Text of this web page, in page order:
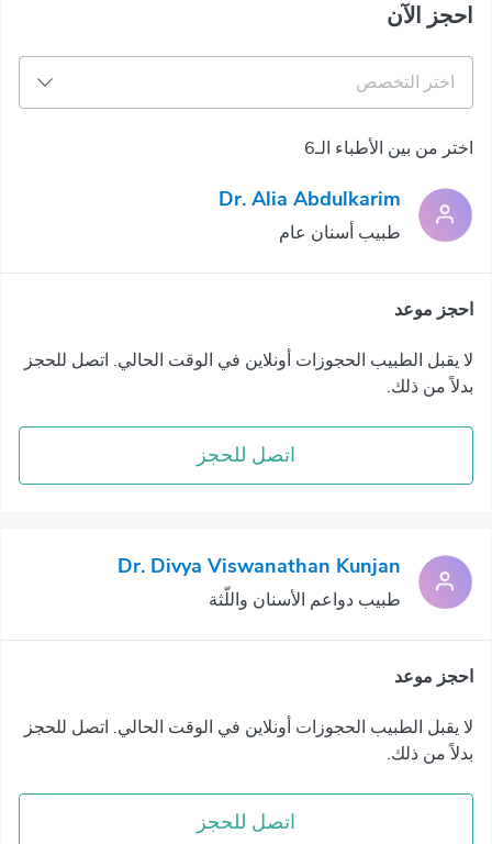
احجز الآن
اختر التخصص
اختر من بين الأطباء الـ6
Dr. Alia Abdulkarim
طبيب أسنان عام
احجز موعد
لا يقبل الطبيب الحجوزات أونلاين في الوقت الحالي. اتصل للحجز
بدلاً من ذلك.
اتصل للحجز
Dr. Divya Viswanathan Kunjan
طبيب دواعم الأسنان واللّثة
احجز موعد
لا يقبل الطبيب الحجوزات أونلاين في الوقت الحالي. اتصل للحجز
بدلاً من ذلك.
اتصل للحجز